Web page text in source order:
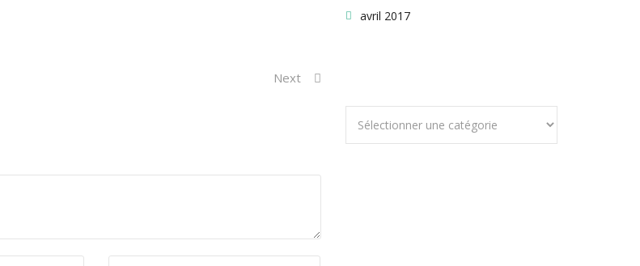
Next
avril 2017